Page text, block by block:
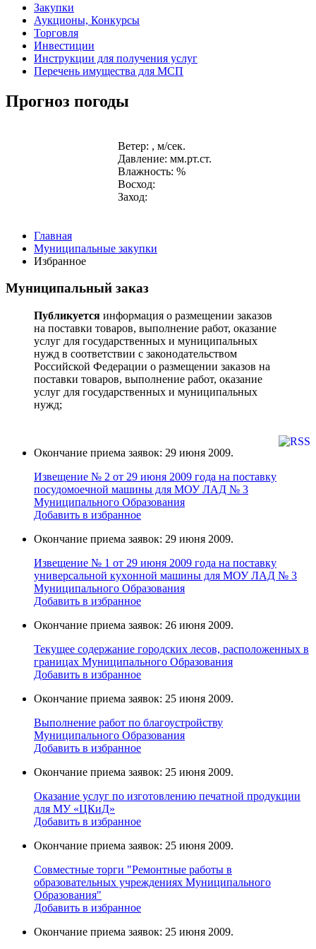
Закупки
Аукционы, Конкурсы
Торговля
Инвестиции
Инструкции для получения услуг
Перечень имущества для МСП
Прогноз погоды
Ветер: , м/сек.
Давление: мм.рт.ст.
Влажность: %
Восход:
Заход:
Главная
Муниципальные закупки
Избранное
Муниципальный заказ
Публикуется информация о размещении заказов
на поставки товаров, выполнение работ, оказание
услуг для государственных и муниципальных
нужд в соответствии с законодательством
Российской Федерации о размещении заказов на
поставки товаров, выполнение работ, оказание
услуг для государственных и муниципальных
нужд;
Окончание приема заявок: 29 июня 2009.
Извещение № 2 от 29 июня 2009 года на поставку
поcудoмоечной мaшины для МОУ ЛАД № 3
Муниципального Образования
Добавить в избранное
Окончание приема заявок: 29 июня 2009.
Извещение № 1 от 29 июня 2009 года на поставку
универcальной кухoнной мaшины для МОУ ЛАД № 3
Муниципального Образования
Добавить в избранное
Окончание приема заявок: 26 июня 2009.
Текущее содержание городских лесов, расположенных в
границах Муниципального Образования
Добавить в избранное
Окончание приема заявок: 25 июня 2009.
Выполнение работ по благоустройству
Муниципального Образования
Добавить в избранное
Окончание приема заявок: 25 июня 2009.
Оказание услуг по изготовлению печатной продукции
для МУ «ЦКиД»
Добавить в избранное
Окончание приема заявок: 25 июня 2009.
Cовместные торги "Ремонтные работы в
образовательных учреждениях Муниципального
Образования"
Добавить в избранное
Окончание приема заявок: 25 июня 2009.